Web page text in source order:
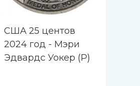
США 25 центов
2024 год - Мэри
Эдвардс Уокер (P)